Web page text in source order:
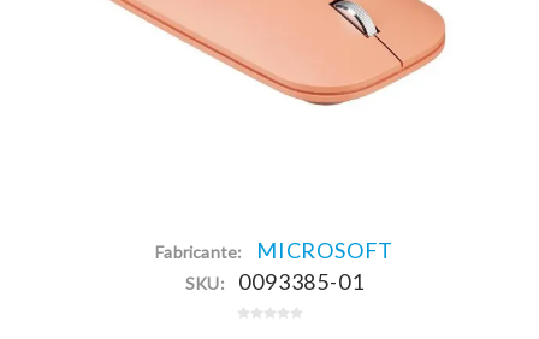
Fabricante: MICROSOFT
SKU: 0093385-01